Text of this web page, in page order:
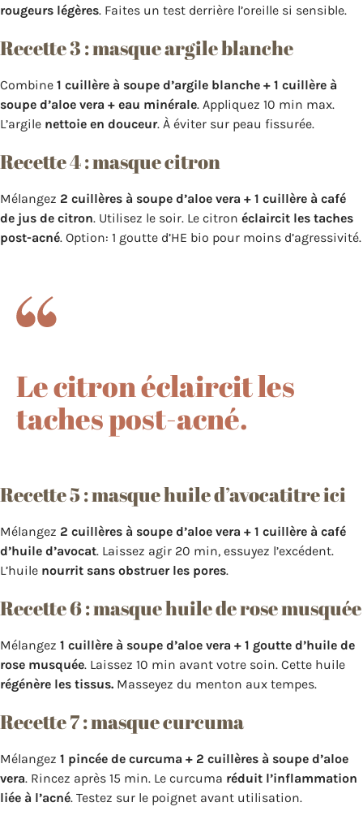
rougeurs légères. Faites un test derrière l’oreille si sensible.
Recette 3 : masque argile blanche
Combine 1 cuillère à soupe d’argile blanche + 1 cuillère à
soupe d’aloe vera + eau minérale. Appliquez 10 min max.
L’argile nettoie en douceur. À éviter sur peau fissurée.
Recette 4 : masque citron
Mélangez 2 cuillères à soupe d’aloe vera + 1 cuillère à café
de jus de citron. Utilisez le soir. Le citron éclaircit les taches
post-acné. Option: 1 goutte d’HE bio pour moins d’agressivité.
Le citron éclaircit les
taches post-acné.
Recette 5 : masque huile d’avocatitre ici
Mélangez 2 cuillères à soupe d’aloe vera + 1 cuillère à café
d’huile d’avocat. Laissez agir 20 min, essuyez l’excédent.
L’huile nourrit sans obstruer les pores.
Recette 6 : masque huile de rose musquée
Mélangez 1 cuillère à soupe d’aloe vera + 1 goutte d’huile de
rose musquée. Laissez 10 min avant votre soin. Cette huile
régénère les tissus. Masseyez du menton aux tempes.
Recette 7 : masque curcuma
Mélangez 1 pincée de curcuma + 2 cuillères à soupe d’aloe
vera. Rincez après 15 min. Le curcuma réduit l’inflammation
liée à l’acné. Testez sur le poignet avant utilisation.